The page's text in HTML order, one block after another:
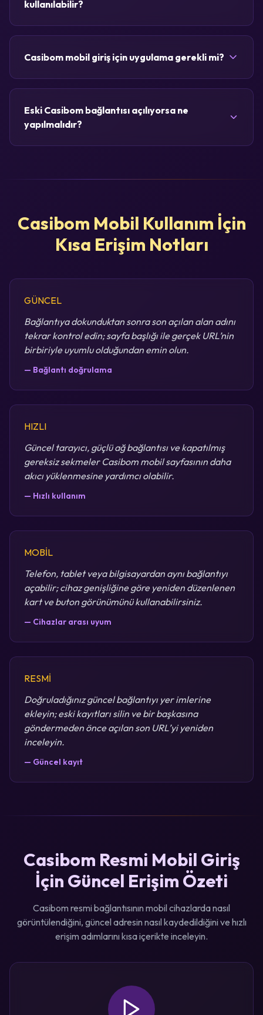
kullanılabilir?
Casibom mobil giriş için uygulama gerekli mi?
Eski Casibom bağlantısı açılıyorsa ne
yapılmalıdır?
Casibom Mobil Kullanım İçin
Kısa Erişim Notları
GÜNCEL
Bağlantıya dokunduktan sonra son açılan alan adını
tekrar kontrol edin; sayfa başlığı ile gerçek URL’nin
birbiriyle uyumlu olduğundan emin olun.
— Bağlantı doğrulama
HIZLI
Güncel tarayıcı, güçlü ağ bağlantısı ve kapatılmış
gereksiz sekmeler Casibom mobil sayfasının daha
akıcı yüklenmesine yardımcı olabilir.
— Hızlı kullanım
MOBİL
Telefon, tablet veya bilgisayardan aynı bağlantıyı
açabilir; cihaz genişliğine göre yeniden düzenlenen
kart ve buton görünümünü kullanabilirsiniz.
— Cihazlar arası uyum
RESMİ
Doğruladığınız güncel bağlantıyı yer imlerine
ekleyin; eski kayıtları silin ve bir başkasına
göndermeden önce açılan son URL’yi yeniden
inceleyin.
— Güncel kayıt
Casibom Resmi Mobil Giriş
İçin Güncel Erişim Özeti
Casibom resmi bağlantısının mobil cihazlarda nasıl
görüntülendiğini, güncel adresin nasıl kaydedildiğini ve hızlı
erişim adımlarını kısa içerikte inceleyin.